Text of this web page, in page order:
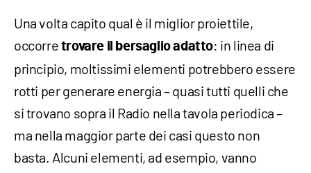
Una volta capito qual è il miglior proiettile,
occorre trovare il bersaglio adatto: in linea di
principio, moltissimi elementi potrebbero essere
rotti per generare energia – quasi tutti quelli che
si trovano sopra il Radio nella tavola periodica –
ma nella maggior parte dei casi questo non
basta. Alcuni elementi, ad esempio, vanno